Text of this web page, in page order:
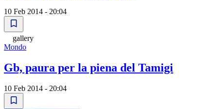
10 Feb 2014 - 20:04
gallery
Mondo
Gb, paura per la piena del Tamigi
10 Feb 2014 - 20:04